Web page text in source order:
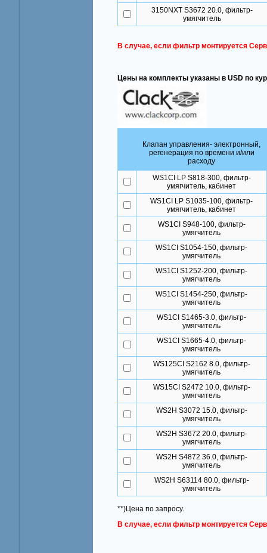
3150NXT S3672 20.0, фильтр-
умягчитель
В случае, если фильтр монтируется
Цены на комплекты указаны в USD по
Клапан управления- электронный,
регенерация по времени и/или
расходу
WS1CI LP S818-300, фильтр-
умягчитель, кабинет
WS1CI LP S1035-100, фильтр-
умягчитель, кабинет
WS1CI S948-100, фильтр-
умягчитель
WS1CI S1054-150, фильтр-
умягчитель
WS1CI S1252-200, фильтр-
умягчитель
WS1CI S1454-250, фильтр-
умягчитель
WS1CI S1465-3.0, фильтр-
умягчитель
WS1CI S1665-4.0, фильтр-
умягчитель
WS125CI S2162 8.0, фильтр-
умягчитель
WS15CI S2472 10.0, фильтр-
умягчитель
WS2H S3072 15.0, фильтр-
умягчитель
WS2H S3672 20.0, фильтр-
умягчитель
WS2H S4872 36.0, фильтр-
умягчитель
WS2H S63114 80.0, фильтр-
умягчитель
**)Цена по запросу.
В случае, если фильтр монтируется